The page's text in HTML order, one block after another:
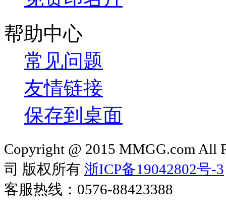
帮助中心
常见问题
友情链接
保存到桌面
Copyright @ 2015 MMGG.com All
司 版权所有 浙ICP备19042802号-3
客服热线：0576-88423388